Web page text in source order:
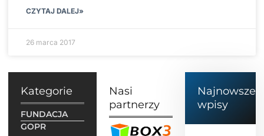
CZYTAJ DALEJ»
26 marca 2017
Kategorie
FUNDACJA
GOPR
Nasi
partnerzy
Najnowsze
wpisy